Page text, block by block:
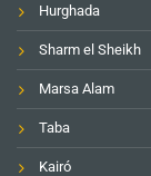
Hurghada
Sharm el Sheikh
Marsa Alam
Taba
Kairó